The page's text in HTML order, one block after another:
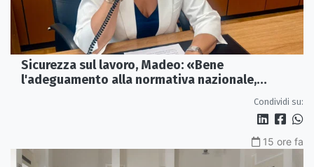
Sicurezza sul lavoro, Madeo: «Bene
l'adeguamento alla normativa nazionale,
Condividi su:
15 ore fa